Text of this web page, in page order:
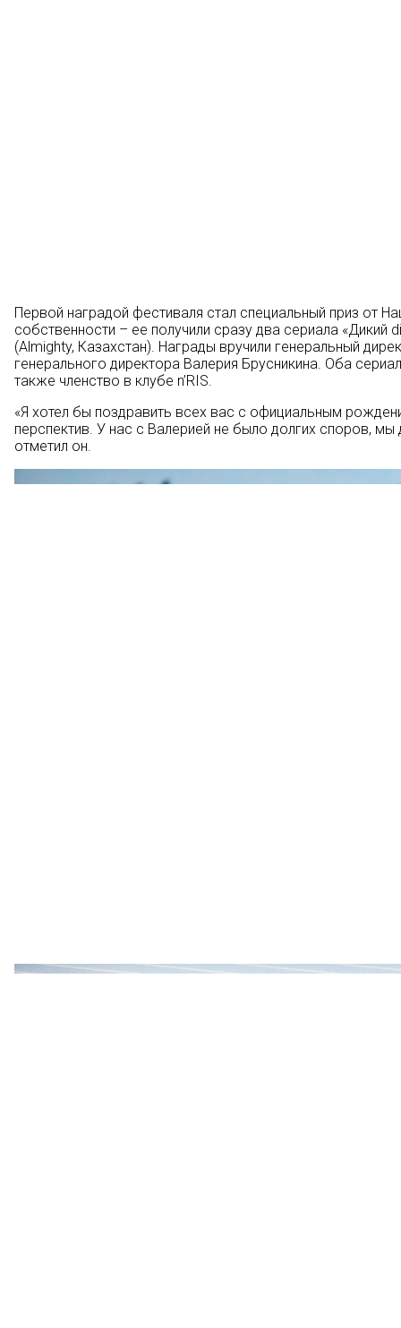
Первой наградой фестиваля стал специальный приз от
собственности – ее получили сразу два сериала «Дикий
(Almighty, Казахстан). Награды вручили генеральный
генерального директора Валерия Брусникина. Оба
также членство в клубе n’RIS.
«Я хотел бы поздравить всех вас с официальным
перспектив. У нас с Валерией не было долгих споров,
отметил он.